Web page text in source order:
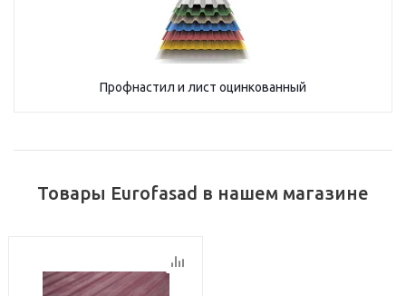
Профнастил и лист оцинкованный
Товары Eurofasad в нашем магазине